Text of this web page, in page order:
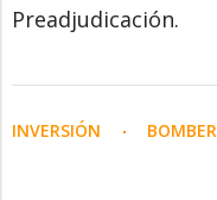
Preadjudicación.
INVERSIÓN